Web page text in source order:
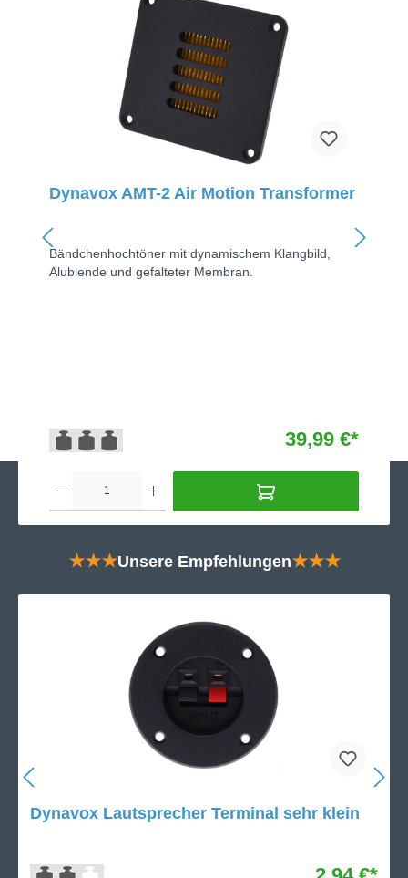
Dynavox AMT-2 Air Motion Transformer
Bändchenhochtöner mit dynamischem Klangbild,
Alublende und gefalteter Membran.
39,99 €*
★★★Unsere Empfehlungen★★★
Dynavox Lautsprecher Terminal sehr klein